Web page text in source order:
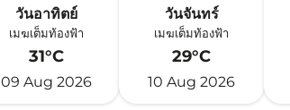
วันอาทิตย์
เมฆเต็มท้องฟ้า
31°C
09 Aug 2026
วันจันทร์
เมฆเต็มท้องฟ้า
29°C
10 Aug 2026